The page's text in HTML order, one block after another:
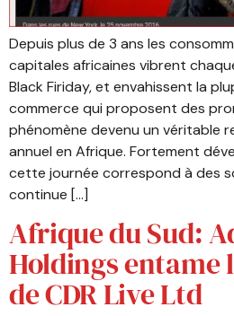
Depuis plus de 3 ans les
capitales africaines vibrent
Black Firiday, et envahissent la
commerce qui proposent des
phénomène devenu un véritable
annuel en Afrique. Fortement
cette journée correspond à des
continue […]
Afrique du Sud:
Holdings entame
de CDR Live Ltd